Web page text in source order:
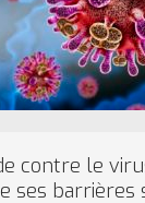
contre le
ses barrières